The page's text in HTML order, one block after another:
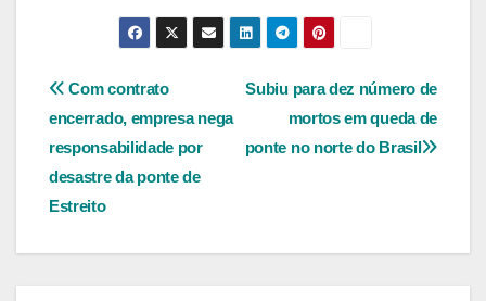
Navegação
de
Post
Subiu para dez número de
mortos em queda de
ponte no norte do Brasil
Com contrato
encerrado, empresa nega
responsabilidade por
desastre da ponte de
Estreito